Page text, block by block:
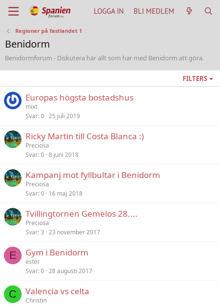
LOGGA IN BLI MEDLEM
Regioner på fastlandet 1
Benidorm
Benidormforum - Diskutera här allt som har med Benidorm att göra.
FILTERS
Europas högsta bostadshus
mixt
Svar 0 25 juli 2019
Ricky Martin till Costa Blanca :)
Preciosa
Svar 0 8 juni 2018
Kampanj mot fyllbultar i Benidorm
Preciosa
Svar 0 16 maj 2018
Tvillingtornen Gemelos 28....
Preciosa
Svar 3 23 november 2017
E Gym i Benidorm
ester
Svar 0 28 augusti 2017
C Valencia vs celta
Christin